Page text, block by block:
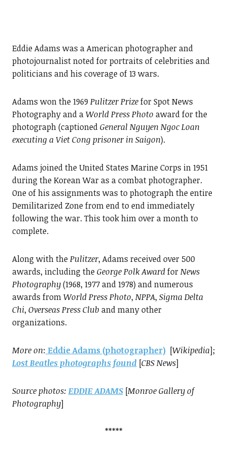
Eddie Adams was a American photographer and
photojournalist noted for portraits of celebrities and
politicians and his coverage of 13 wars.
Adams won the 1969Pulitzer Prizefor Spot News
Photography and aWorld Press Photo award for the
photograph (captionedGeneral Nguyen Ngoc Loan
executing a Viet Cong prisoner in Saigon).
Adams joined the United States Marine Corps in 1951
during the Korean War as a combat photographer.
One of his assignments was to photograph the entire
Demilitarized Zone from end to end immediately
following the war. This took him over a month to
complete.
Along with thePulitzer, Adams received over 500
awards, including theGeorge Polk AwardforNews
Photography(1968, 1977 and 1978) and numerous
awards fromWorld Press Photo, NPPA, Sigma Delta
Chi, Overseas Press Club and many other
organizations.
More on: Eddie Adams (photographer)[Wikipedia];
Lost Beatles photographs found[CBS News]
Source photos: EDDIE ADAMS[Monroe Gallery of
Photography]
*****